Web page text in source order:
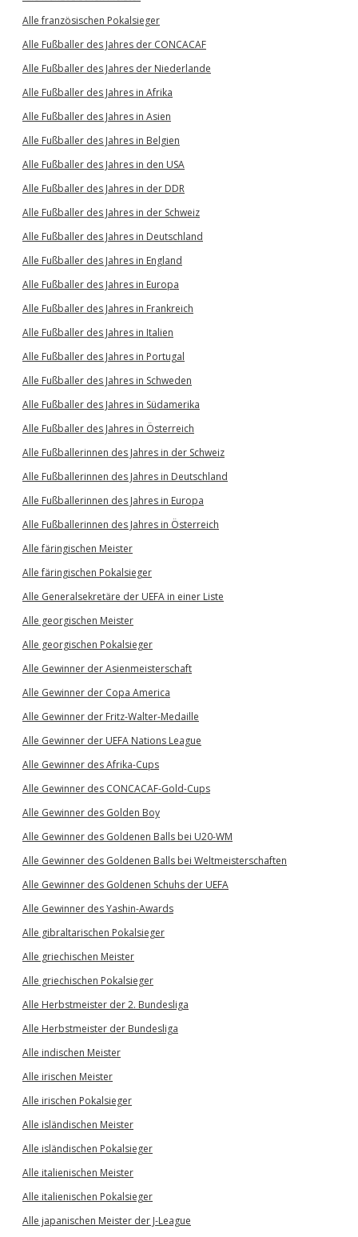
Alle französischen Pokalsieger
Alle Fußballer des Jahres der CONCACAF
Alle Fußballer des Jahres der Niederlande
Alle Fußballer des Jahres in Afrika
Alle Fußballer des Jahres in Asien
Alle Fußballer des Jahres in Belgien
Alle Fußballer des Jahres in den USA
Alle Fußballer des Jahres in der DDR
Alle Fußballer des Jahres in der Schweiz
Alle Fußballer des Jahres in Deutschland
Alle Fußballer des Jahres in England
Alle Fußballer des Jahres in Europa
Alle Fußballer des Jahres in Frankreich
Alle Fußballer des Jahres in Italien
Alle Fußballer des Jahres in Portugal
Alle Fußballer des Jahres in Schweden
Alle Fußballer des Jahres in Südamerika
Alle Fußballer des Jahres in Österreich
Alle Fußballerinnen des Jahres in der Schweiz
Alle Fußballerinnen des Jahres in Deutschland
Alle Fußballerinnen des Jahres in Europa
Alle Fußballerinnen des Jahres in Österreich
Alle färingischen Meister
Alle färingischen Pokalsieger
Alle Generalsekretäre der UEFA in einer Liste
Alle georgischen Meister
Alle georgischen Pokalsieger
Alle Gewinner der Asienmeisterschaft
Alle Gewinner der Copa America
Alle Gewinner der Fritz-Walter-Medaille
Alle Gewinner der UEFA Nations League
Alle Gewinner des Afrika-Cups
Alle Gewinner des CONCACAF-Gold-Cups
Alle Gewinner des Golden Boy
Alle Gewinner des Goldenen Balls bei U20-WM
Alle Gewinner des Goldenen Balls bei Weltmeisterschaften
Alle Gewinner des Goldenen Schuhs der UEFA
Alle Gewinner des Yashin-Awards
Alle gibraltarischen Pokalsieger
Alle griechischen Meister
Alle griechischen Pokalsieger
Alle Herbstmeister der 2. Bundesliga
Alle Herbstmeister der Bundesliga
Alle indischen Meister
Alle irischen Meister
Alle irischen Pokalsieger
Alle isländischen Meister
Alle isländischen Pokalsieger
Alle italienischen Meister
Alle italienischen Pokalsieger
Alle japanischen Meister der J-League